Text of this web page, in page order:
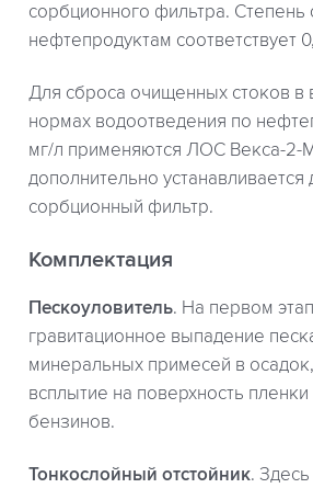
сорбционного фильтра. Степень
нефтепродуктам соответствует
Для сброса очищенных стоков в
нормах водоотведения по
мг/л применяются ЛОС Векса-2-
дополнительно устанавливается
сорбционный фильтр.
Комплектация
Пескоуловитель. На первом
гравитационное выпадение
минеральных примесей в
всплытие на поверхность
бензинов.
Тонкослойный отстойник.